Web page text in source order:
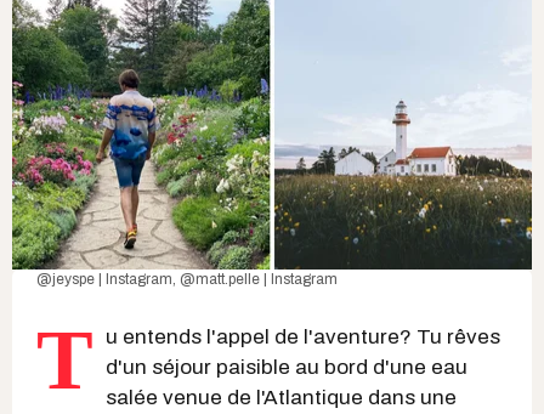
@jeyspe | Instagram @matt.pelle | Instagram
T
u entends l'appel de l'aventure? Tu rêves
d'un séjour paisible au bord d'une eau
salée venue de l'Atlantique dans une